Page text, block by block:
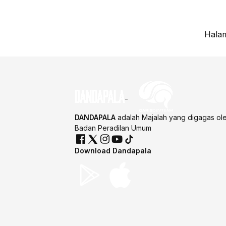
DANDAPALA adalah Majalah yang digagas
Badan Peradilan Umum
Download Dandapala